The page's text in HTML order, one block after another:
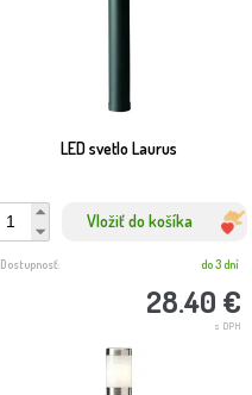
LED svetlo Laurus
Vložiť do košíka
28.40 €
s DPH
Dostupnosť: do 3 dní